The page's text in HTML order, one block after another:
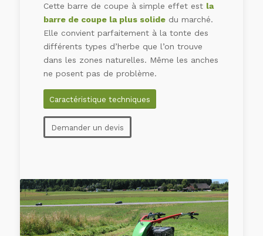
Cette barre de coupe à simple effet est la
barre de coupe la plus solidedu marché.
Elle convient parfaitement à la tonte des
différents types d’herbe que l’on trouve
dans les zones naturelles. Même les anches
ne posent pas de problème.
Caractéristique techniques
Demander un devis